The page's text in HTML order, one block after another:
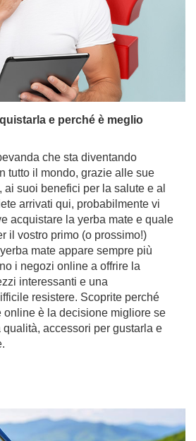
e perché è meglio
che sta diventando
tutto il mondo, grazie alle sue
suoi benefici per la salute e al
arrivati qui, probabilmente vi
acquistare la yerba mate e quale
il vostro primo (o prossimo!)
mate appare sempre più
i negozi online a offrire la
interessanti e una
resistere. Scoprite perché
online è la decisione migliore se
accessori per gustarla e